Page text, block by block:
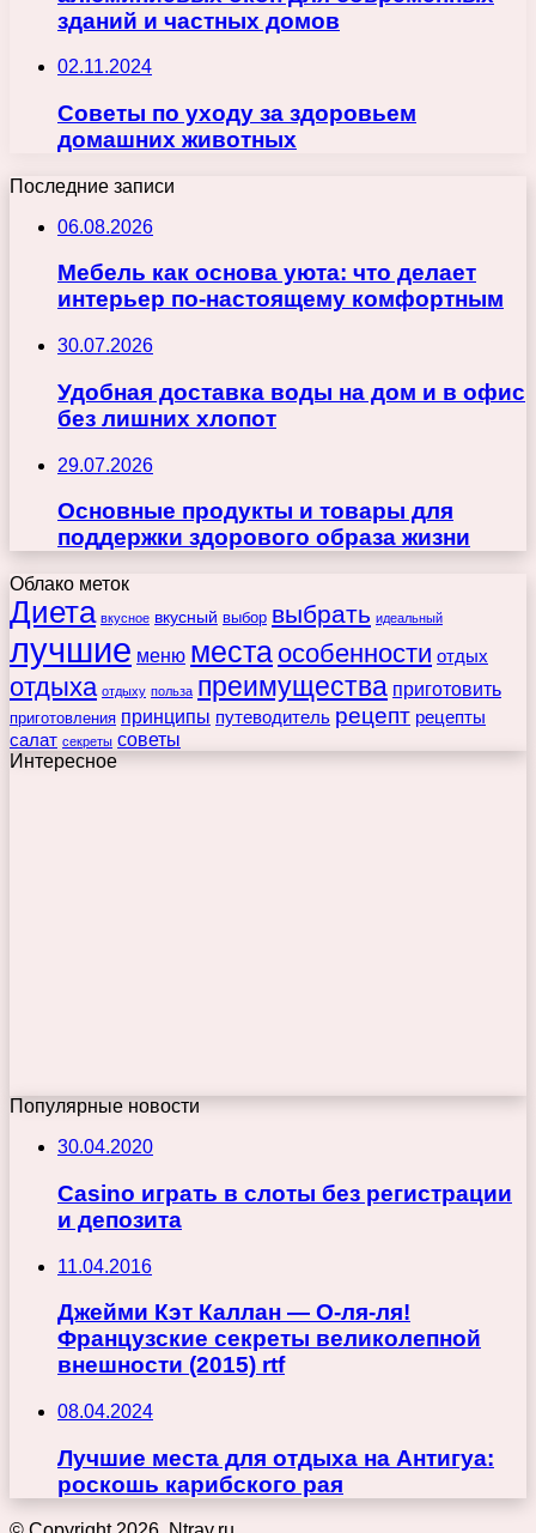
зданий и частных домов
02.11.2024
Советы по уходу за здоровьем
домашних животных
Последние записи
06.08.2026
Мебель как основа уюта: что делает
интерьер по-настоящему комфортным
30.07.2026
Удобная доставка воды на дом и в офис
без лишних хлопот
29.07.2026
Основные продукты и товары для
поддержки здорового образа жизни
Облако меток
Диета вкусное вкусный выбор выбрать идеальный
лучшие меню места особенности отдых
отдыха отдыху польза преимущества приготовить
приготовления принципы путеводитель рецепт рецепты
салат секреты советы
Интересное
Популярные новости
30.04.2020
Casino играть в слоты без регистрации
и депозита
11.04.2016
Джейми Кэт Каллан — О-ля-ля!
Французские секреты великолепной
внешности (2015) rtf
08.04.2024
Лучшие места для отдыха на Антигуа:
роскошь карибского рая